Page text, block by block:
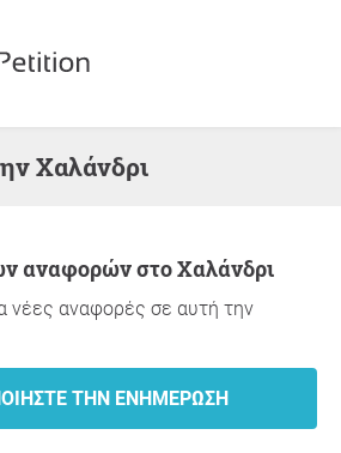
Χαλάνδρι
αναφορών στο Χαλάνδρι
νέες αναφορές σε αυτή την